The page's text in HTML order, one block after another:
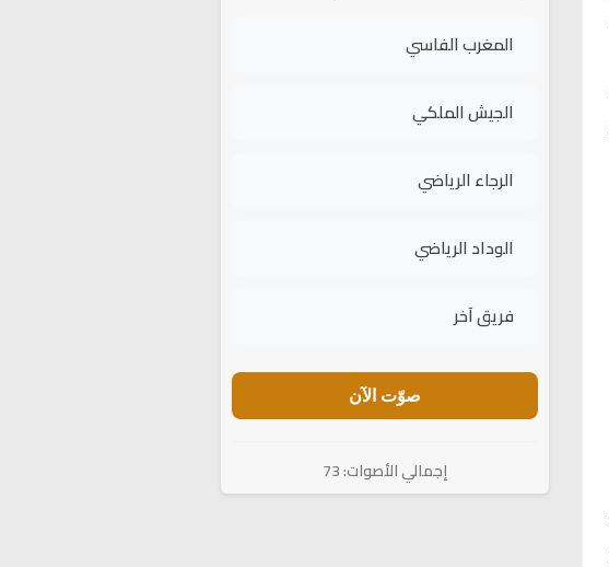
المغرب الفاسي
الجيش الملكي
الرجاء الرياضي
الوداد الرياضي
فريق آخر
صوّت الآن
إجمالي الأصوات: 73